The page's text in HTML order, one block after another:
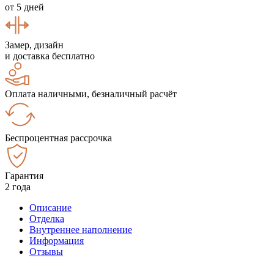
от 5 дней
Замер, дизайн
и доставка бесплатно
Оплата наличными, безналичный расчёт
Беспроцентная рассрочка
Гарантия
2 года
Описание
Отделка
Внутреннее наполнение
Информация
Отзывы